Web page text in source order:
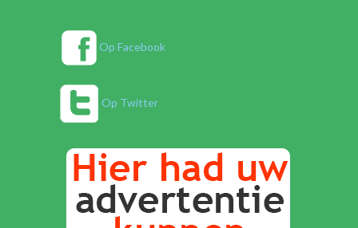
Op Facebook
Op Twitter